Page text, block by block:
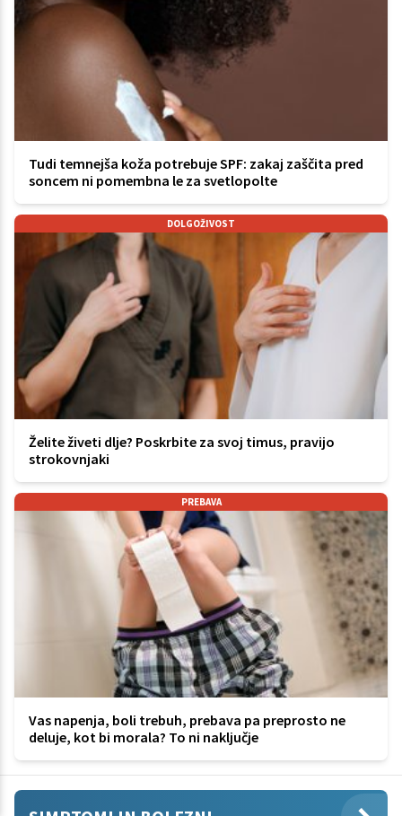
Tudi temnejša koža potrebuje SPF: zakaj zaščita pred
soncem ni pomembna le za svetlopolte
DOLGOŽIVOST
Želite živeti dlje? Poskrbite za svoj timus, pravijo
strokovnjaki
PREBAVA
Vas napenja, boli trebuh, prebava pa preprosto ne
deluje, kot bi morala? To ni naključje